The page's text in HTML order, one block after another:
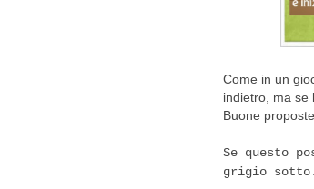
Come in un
indietro, ma se
Buone
Se questo
grigio